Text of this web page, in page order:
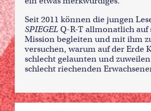
Seit 2011 können die jungen
SPIEGELQ-R-T allmonatlich auf
Mission begleiten und mit ihm
versuchen, warum auf der Erde
schlecht gelaunten und
schlecht riechenden